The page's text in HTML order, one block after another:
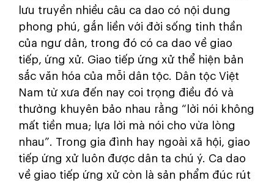
lưu truyền nhiều câu ca dao có nội dung
phong phú, gắn liền với đời sống tinh thần
của ngư dân, trong đó có ca dao về giao
tiếp, ứng xử. Giao tiếp ứng xử thể hiện bản
sắc văn hóa của mỗi dân tộc. Dân tộc Việt
Nam từ xưa đến nay coi trọng điều đó và
thường khuyên bảo nhau rằng “lời nói không
mất tiền mua; lựa lời mà nói cho vừa lòng
nhau”. Trong gia đình hay ngoài xã hội, giao
tiếp ứng xử luôn được dân ta chú ý. Ca dao
về giao tiếp ứng xử còn là sản phẩm đúc rút